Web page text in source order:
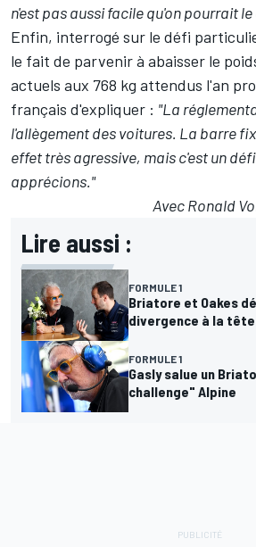
n'est pas aussi facile qu'on pourrait
Enfin, interrogé sur le défi
le fait de parvenir à abaisser le
actuels aux 768 kg attendus l'an
français d'expliquer : "La
l'allègement des voitures. La barre
effet très agressive, mais c'est un
apprécions."
Avec Ronald
Lire aussi :
FORMULE 1
Briatore et Oakes
divergence à la
FORMULE 1
Gasly salue un
challenge" Alpine